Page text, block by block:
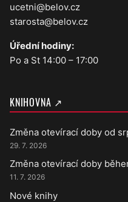
ucetni@belov.cz
starosta@belov.cz
Úřední hodiny:
Po a St 14:00 – 17:00
KNIHOVNA ↗
Změna otevírací doby od
29. 7. 2026
Změna otevírací doby
11. 7. 2026
Nové knihy